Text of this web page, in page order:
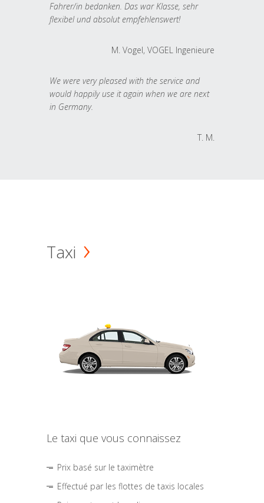
Fahrer/in bedanken. Das war Klasse, sehr
flexibel und absolut empfehlenswert!
M. Vogel, VOGEL Ingenieure
We were very pleased with the service and
would happily use it again when we are next
in Germany.
T. M.
Taxi
Le taxi que vous connaissez
Prix basé sur le taximètre
Effectué par les flottes de taxis locales